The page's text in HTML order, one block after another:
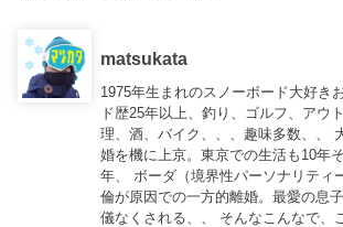
matsukata
1975年生まれのスノーボード大好き
ド歴25年以上、釣り、ゴルフ、アウ
理、酒、バイク、、、趣味多数、、
婚を機に上京。東京での生活も10年
年、 ボーダ（境界性パーソナリティ
倫が原因での一方的離婚。最愛の息
儀なくされる、、 そんなこんなで、